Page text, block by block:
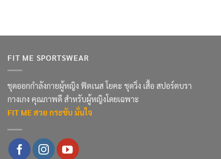
FIT ME SPORTSWEAR
ชุดออกกำลังกายผู้หญิง ฟิตเนส โยคะ ชุดวิ่ง เสื้อ สปอร์ตบรา
กางเกง คุณภาพดี สำหรับผู้หญิงโดยเฉพาะ
FIT ME สวย กระชับ มั่นใจ